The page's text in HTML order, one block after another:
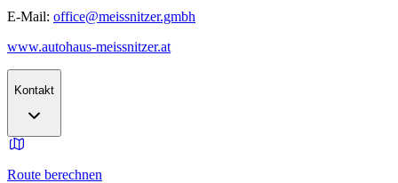
E-Mail: office@meissnitzer.gmbh
www.autohaus-meissnitzer.at
Kontakt
Route berechnen